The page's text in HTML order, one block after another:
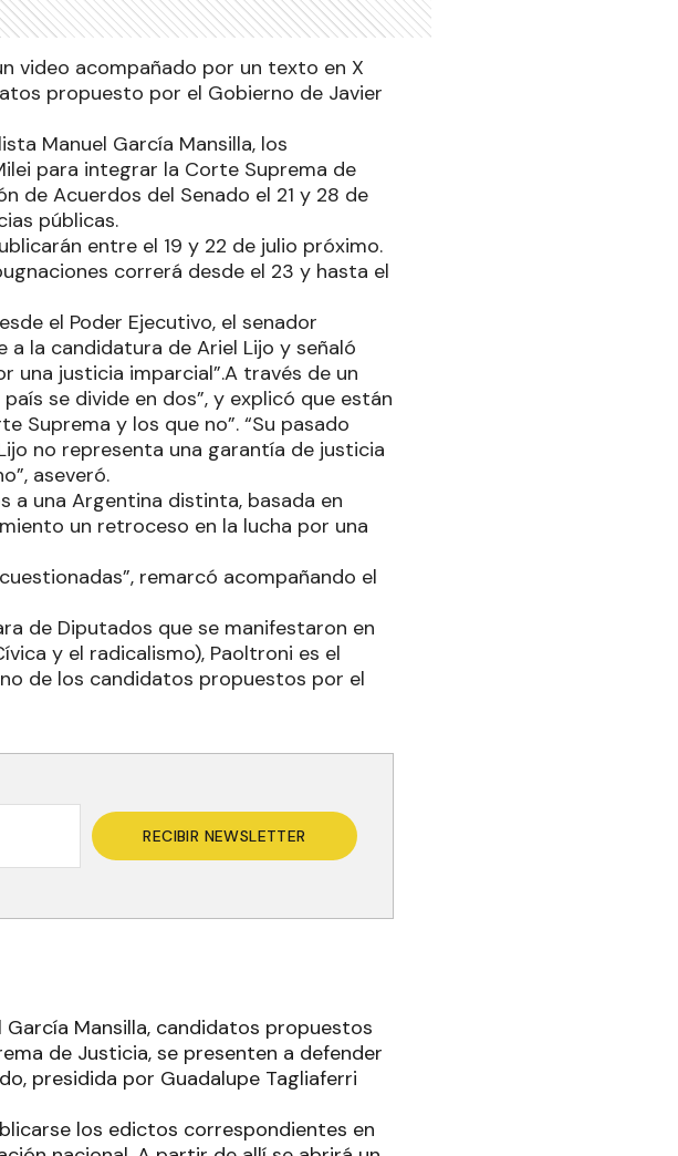
video acompañado por un texto en X
propuesto por el Gobierno de Javier
Manuel García Mansilla, los
para integrar la Corte Suprema de
de Acuerdos del Senado el 21 y 28 de
públicas.
entre el 19 y 22 de julio próximo.
correrá desde el 23 y hasta el
el Poder Ejecutivo, el senador
a la candidatura de Ariel Lijo y señaló
una justicia imparcial”.A través de un
se divide en dos”, y explicó que están
Suprema y los que no”. “Su pasado
no representa una garantía de justicia
aseveró.
a una Argentina distinta, basada en
un retroceso en la lucha por una
remarcó acompañando el
de Diputados que se manifestaron en
y el radicalismo), Paoltroni es el
de los candidatos propuestos por el
RECIBIR NEWSLETTER
Mansilla, candidatos propuestos
de Justicia, se presenten a defender
presidida por Guadalupe Tagliaferri
los edictos correspondientes en